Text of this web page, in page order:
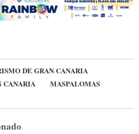
DE GRAN CANARIA
CANARIA
MASPALOMAS